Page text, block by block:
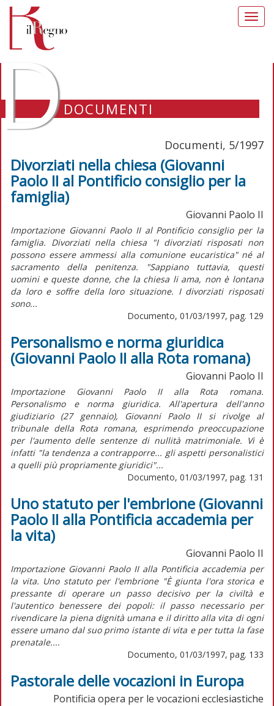
DOCUMENTI
Documenti, 5/1997
Divorziati nella chiesa (Giovanni
Paolo II al Pontificio consiglio per la
famiglia)
Giovanni Paolo II
Importazione Giovanni Paolo II al Pontificio consiglio per la
famiglia. Divorziati nella chiesa "I divorziati risposati non
possono essere ammessi alla comunione eucaristica" né al
sacramento della penitenza. "Sappiano tuttavia, questi
uomini e queste donne, che la chiesa li ama, non è lontana
da loro e soffre della loro situazione. I divorziati risposati
sono...
Documento, 01/03/1997, pag. 129
Personalismo e norma giuridica
(Giovanni Paolo II alla Rota romana)
Giovanni Paolo II
Importazione Giovanni Paolo II alla Rota romana.
Personalismo e norma giuridica. All'apertura dell'anno
giudiziario (27 gennaio), Giovanni Paolo II si rivolge al
tribunale della Rota romana, esprimendo preoccupazione
per l'aumento delle sentenze di nullità matrimoniale. Vi è
infatti "la tendenza a contrapporre... gli aspetti personalistici
a quelli più propriamente giuridici"...
Documento, 01/03/1997, pag. 131
Uno statuto per l'embrione (Giovanni
Paolo II alla Pontificia accademia per
la vita)
Giovanni Paolo II
Importazione Giovanni Paolo II alla Pontificia accademia per
la vita. Uno statuto per l'embrione "È giunta l'ora storica e
pressante di operare un passo decisivo per la civiltà e
l'autentico benessere dei popoli: il passo necessario per
rivendicare la piena dignità umana e il diritto alla vita di ogni
essere umano dal suo primo istante di vita e per tutta la fase
prenatale....
Documento, 01/03/1997, pag. 133
Pastorale delle vocazioni in Europa
Pontificia opera per le vocazioni ecclesiastiche